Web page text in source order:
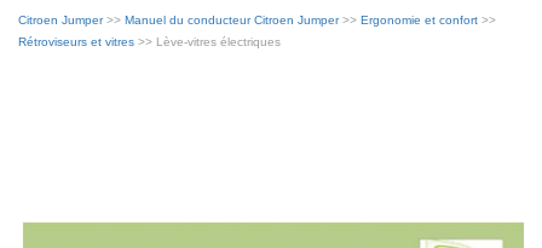
Citroen Jumper>> Manuel du conducteur Citroen Jumper>> Ergonomie et confort >>
Rétroviseurs et vitres >> Lève-vitres électriques